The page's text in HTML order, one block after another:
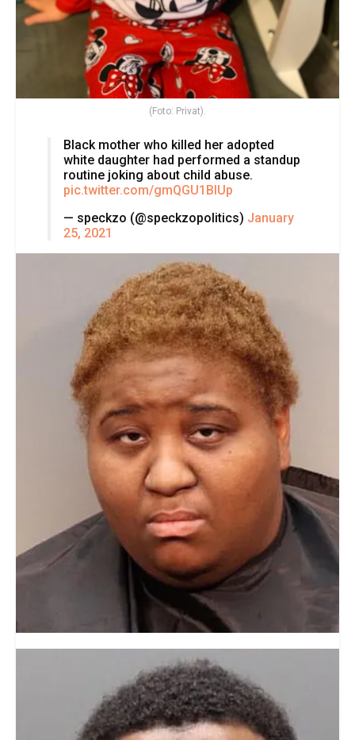
(Foto: Privat).
Black mother who killed her adopted
white daughter had performed a standup
routine joking about child abuse.
pic.twitter.com/gmQGU1BlUp
— speckzo (@speckzopolitics) January
25, 2021